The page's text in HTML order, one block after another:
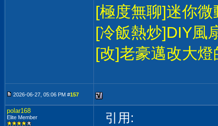
[極度無聊]迷你
[冷飯熱炒]DIY風
[改]老豪邁改大燈
2026-06-27, 05:06 PM #157
polar168
Elite Member 引用: